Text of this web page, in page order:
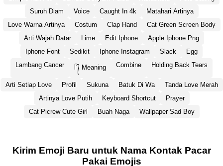
Suruh Diam
Voice Caught In 4k
Matahari Artinya
Love Warna Artinya
Costum Clap Hand
Cat Green Screen Body
Arti Wajah Datar
Lime Edit Iphone
Apple Iphone Png
Iphone Font
Sedikit Iphone Instagram Slack
Egg
Lambang Cancer
ᥬ ᭄ Meaning Combine Holding Back Tears
Arti Setiap Love Profil Sukuna Batuk Di Wa
Tanda Love Merah
Artinya Love Putih
Keyboard Shortcut
Prayer
Cat Picrew Cute Girl
Buah Naga Wallpaper Sad Boy
Kirim Emoji Baru untuk Nama Kontak Pacar
Pakai Emojis